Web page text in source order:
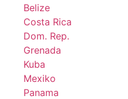
Belize
Costa Rica
Dom. Rep.
Grenada
Kuba
Mexiko
Panama